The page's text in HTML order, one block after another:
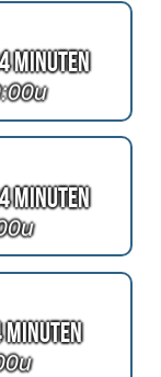
Minuten
Minuten
Minuten